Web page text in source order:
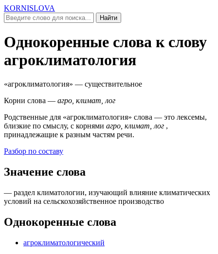
KORNISLOVA
Найти
Однокоренные слова к слову
агроклиматология
«агроклиматология» — существительное
Корни слова — агро, климат, лог
Родственные для «агроклиматология» слова — это лексемы,
близкие по смыслу, c корнями агро, климат, лог ,
принадлежащие к разным частям речи.
Разбор по составу
Значение слова
— раздел климатологии, изучающий влияние климатических
условий на сельскохозяйственное производство
Однокоренные слова
агроклиматологический